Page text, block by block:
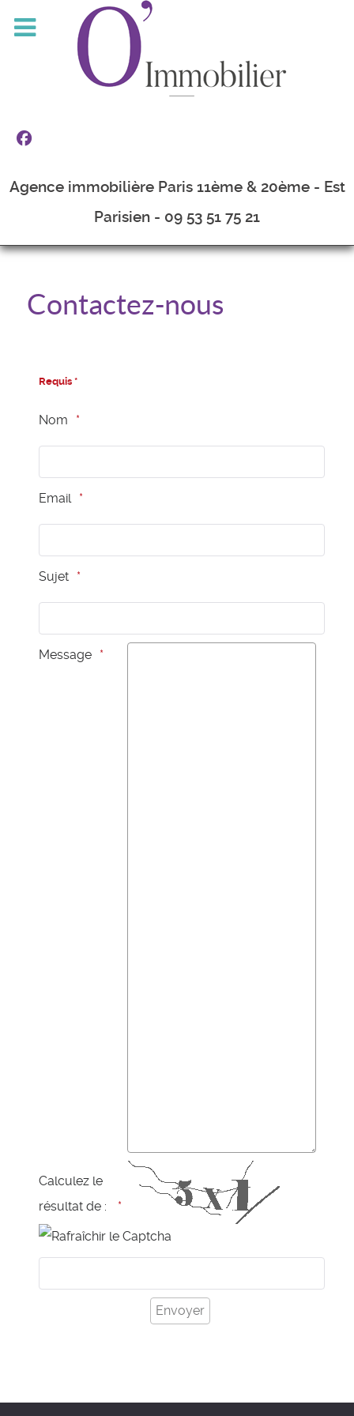
Agence immobilière Paris 11ème & 20ème - Est
Parisien - 09 53 51 75 21
Contactez-nous
Requis *
Nom
Email
Sujet
Message
Calculez le
résultat de :